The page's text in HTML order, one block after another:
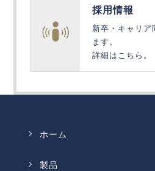
採用情報
新卒・キャリア
ます。
詳細はこちら。
ホーム
製品